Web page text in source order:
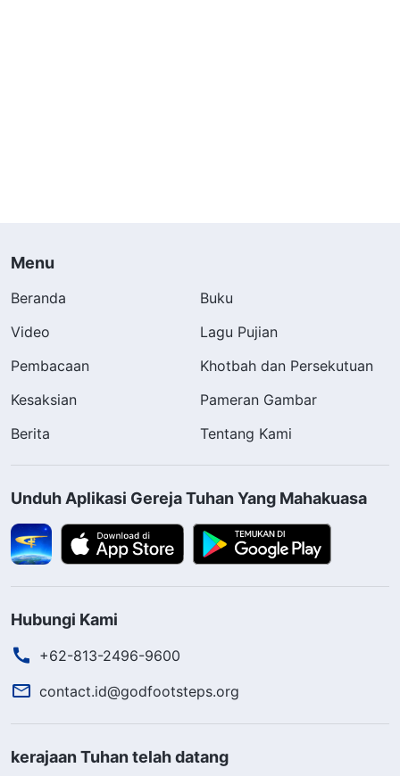
Menu
Beranda
Buku
Video
Lagu Pujian
Pembacaan
Khotbah dan Persekutuan
Kesaksian
Pameran Gambar
Berita
Tentang Kami
Unduh Aplikasi Gereja Tuhan Yang Mahakuasa
Hubungi Kami
+62-813-2496-9600
contact.id@godfootsteps.org
kerajaan Tuhan telah datang